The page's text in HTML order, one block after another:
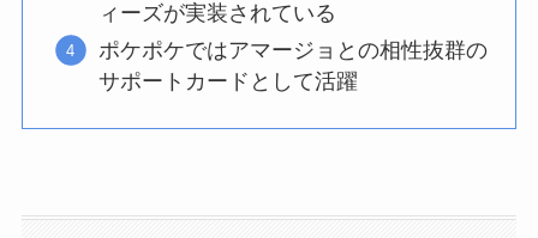
ィーズが実装されている
ポケポケではアマージョとの相性抜群の
サポートカードとして活躍